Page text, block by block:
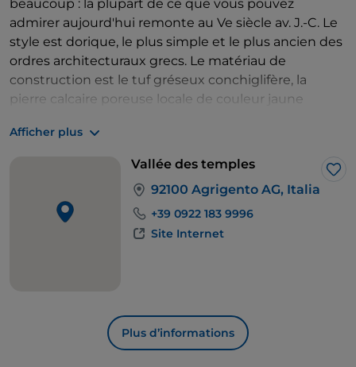
beaucoup : la plupart de ce que vous pouvez
admirer aujourd'hui remonte au Ve siècle av. J.-C. Le
style est dorique, le plus simple et le plus ancien des
ordres architecturaux grecs. Le matériau de
construction est le tuf gréseux conchiglifère, la
pierre calcaire poreuse locale de couleur jaune
suggèrent que la pierre était recouverte d'un enduit
de poudre de marbre. Tout autour, la nature est
intense, sauvage et puissante, avec des oliviers, des
amandiers et des caroubiers.
Tôt le matin ou au coucher du soleil, pour éviter de
marcher sous un soleil aveuglant et brûlant, vous
dresse comme l'une des œuvres les plus parfaites et
les mieux conservées de l'architecture dorique.
Afficher plus
Vallée des temples
92100 Agrigento AG, Italia
+39 0922 183 9996
Site Internet
Plus d’informations